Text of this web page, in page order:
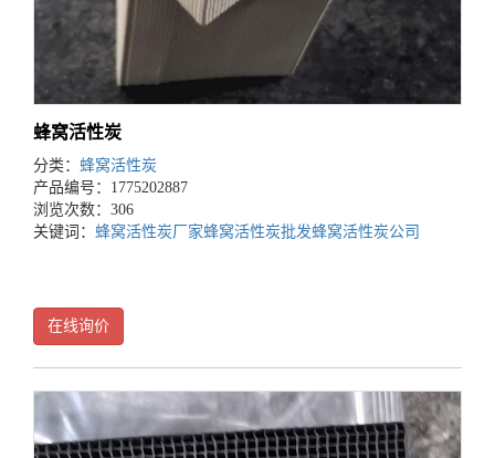
蜂窝活性炭
分类： 蜂窝活性炭
产品编号：1775202887
浏览次数：306
关键词： 蜂窝活性炭厂家蜂窝活性炭批发蜂窝活性炭公司
在线询价